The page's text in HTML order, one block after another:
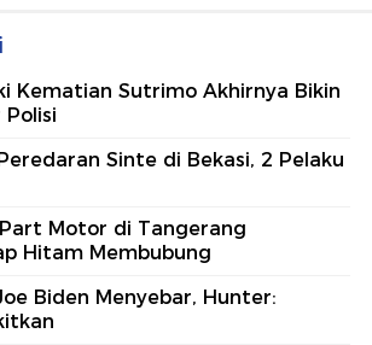
Kematian Sutrimo Akhirnya Bikin
Polisi
Sinte di Bekasi, 2 Pelaku
Motor di Tangerang
Hitam Membubung
Biden Menyebar, Hunter: